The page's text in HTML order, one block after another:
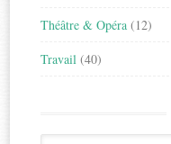
Théâtre & Opéra (12)
Travail (40)